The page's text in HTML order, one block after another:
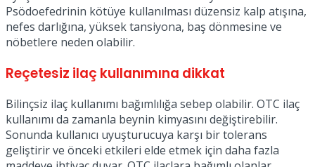
Psödoefedrinin kötüye kullanılması düzensiz kalp atışına,
nefes darlığına, yüksek tansiyona, baş dönmesine ve
nöbetlere neden olabilir.
Reçetesiz ilaç kullanımına dikkat
Bilinçsiz ilaç kullanımı bağımlılığa sebep olabilir. OTC ilaç
kullanımı da zamanla beynin kimyasını değiştirebilir.
Sonunda kullanıcı uyuşturucuya karşı bir tolerans
geliştirir ve önceki etkileri elde etmek için daha fazla